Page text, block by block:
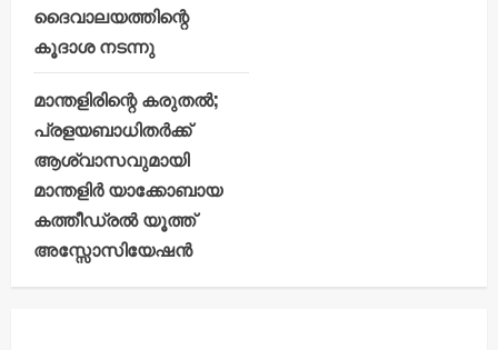
ദൈവാലയത്തിന്റെ
കൂദാശ നടന്നു
മാന്തളിരിന്റെ കരുതൽ;
പ്രളയബാധിതർക്ക്
ആശ്വാസവുമായി
മാന്തളിർ യാക്കോബായ
കത്തീഡ്രൽ യൂത്ത്
അസ്സോസിയേഷൻ